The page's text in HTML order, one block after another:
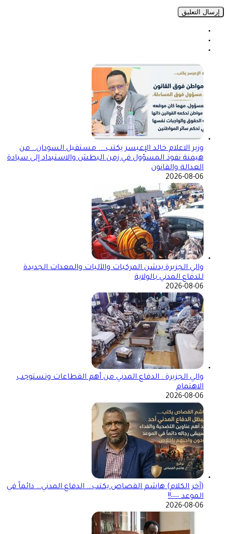
وزير الاعلام خالد الإعيسر يكتب…. مستقبل السودان.. من
هيمنة نفوذ المسؤول في زمن البطش والاستبداد إلى سيادة
العدالة والقانون
2026-08-06
والي الجزيرة يدشن المركبات والآليات والمعدات الجديدة
للدفاع المدني بالولاية
2026-08-06
والي الجزيرة : الدفاع المدني من أهم القطاعات وتستوجب
الاهتمام
2026-08-06
(آخر الكلام) هاشم القصاص يكتب… الدفاع المدني… دائماً في
الموعد ٠٠٠٠!!
2026-08-06